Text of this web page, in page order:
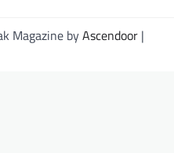
Magazine byAscendoor |